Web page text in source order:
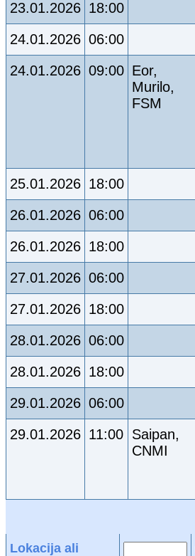
23.01.2026 18:00
24.01.2026 06:00
24.01.2026 09:00 Eor,
Murilo,
FSM
25.01.2026 18:00
26.01.2026 06:00
26.01.2026 18:00
27.01.2026 06:00
27.01.2026 18:00
28.01.2026 06:00
28.01.2026 18:00
29.01.2026 06:00
29.01.2026 11:00 Saipan,
CNMI
Lokacija ali